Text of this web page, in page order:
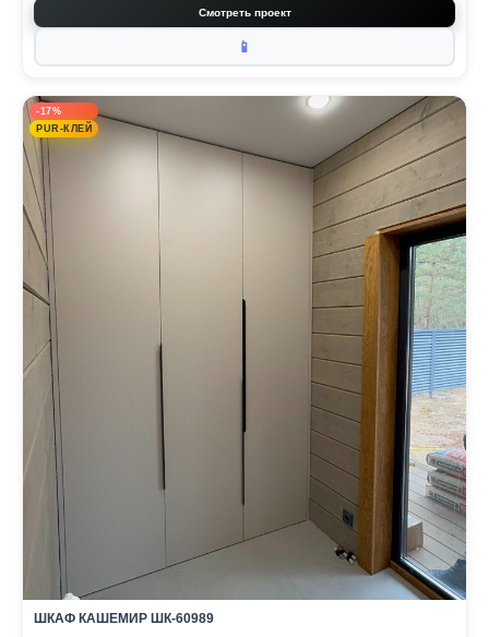
Смотреть проект
📱
-17%
PUR-КЛЕЙ
ШКАФ КАШЕМИР ШК-60989